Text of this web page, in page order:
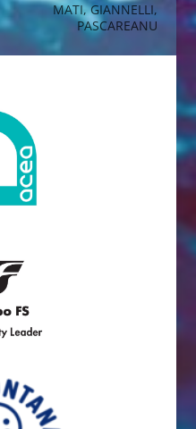
MATI, GIANNELLI,
PASCAREANU